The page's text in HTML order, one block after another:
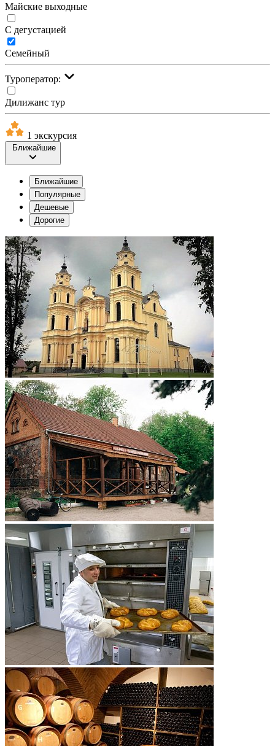
Майские выходные
С дегустацией
Семейный
Туроператор:
Дилижанс тур
1 экскурсия
Ближайшие
Ближайшие
Популярные
Дешевые
Дорогие